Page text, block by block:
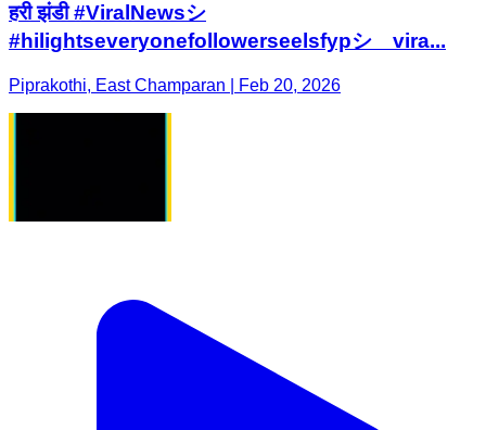
हरी झंडी #ViralNewsシ
#hilightseveryonefollowerseelsfypシ゚vira...
Piprakothi, East Champaran | Feb 20, 2026